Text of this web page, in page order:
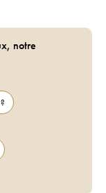
notre